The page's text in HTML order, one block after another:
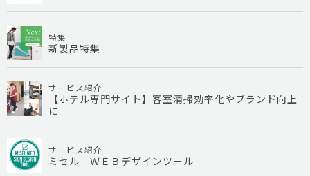
特集
新製品特集
サービス紹介
【ホテル専門サイト】客室清掃効率化やブランド向上
に
サービス紹介
ミセル ＷＥＢデザインツール